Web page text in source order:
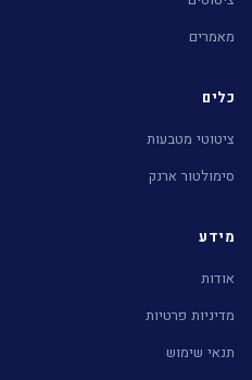
מאמרים
כלים
ציטוטי מטבעות
סימולטור ארנק
מידע
אודות
מדיניות פרטיות
תנאי שימוש